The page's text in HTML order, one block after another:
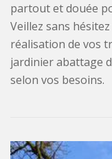
partout et douée
Veillez sans
réalisation de vos
jardinier abattage
selon vos besoins.